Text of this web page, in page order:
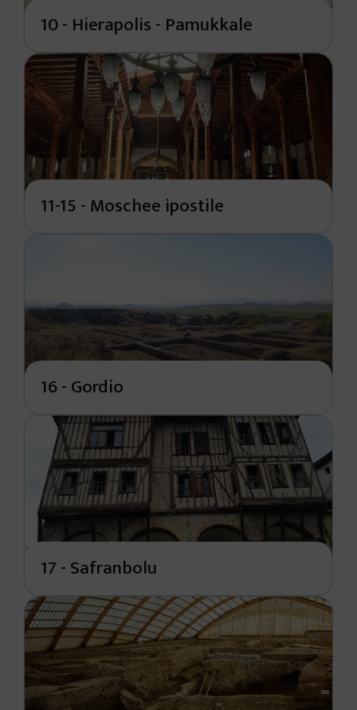
10 - Hierapolis - Pamukkale
11-15 - Moschee ipostile
16 - Gordio
17 - Safranbolu